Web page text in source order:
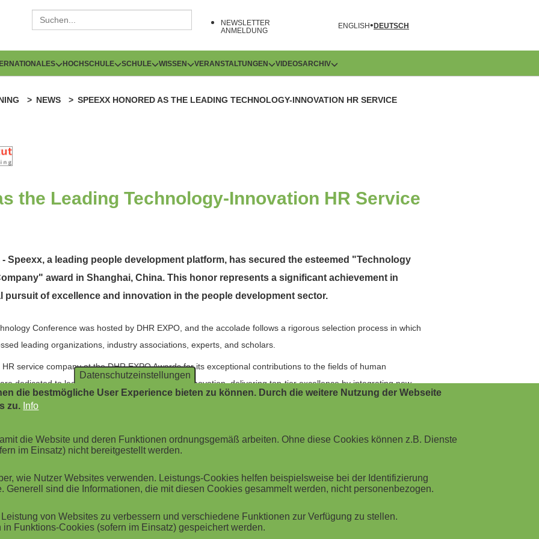
NEWSLETTER
ANMELDUNG
ENGLISH DEUTSCH
HOCHSCHULE SCHULE WISSEN VERANSTALTUNGEN VIDEOSARCHIV
NEWS
SPEEXX HONORED AS THE LEADING TECHNOLOGY-INNOVATION HR SERVICE
the Leading Technology-Innovation HR Service
- Speexx, a leading people development platform, has secured the esteemed "Technology
award in Shanghai, China. This honor represents a significant achievement in
pursuit of excellence and innovation in the people development sector.
Conference was hosted by DHR EXPO, and the accolade follows a rigorous selection process in which
leading organizations, industry associations, experts, and scholars.
service company at the DHR EXPO Awards for its exceptional contributions to the fields of human
dedicated to leading the forefront of HR tech innovation, delivering top-tier excellence by integrating new
feedback throughout our service process," stated Armin Hopp, Co-Founder of Speexx.
of HR tech and services, and provide customers with more high-quality, efficient, and intelligent
Speexx China.
Datenschutzeinstellungen
die bestmögliche User Experience bieten zu können. Durch die weitere Nutzung der Webseite
zu. Info
die Website und deren Funktionen ordnungsgemäß arbeiten. Ohne diese Cookies können z.B. Dienste
im Einsatz) nicht bereitgestellt werden.
wie Nutzer Websites verwenden. Leistungs-Cookies helfen beispielsweise bei der Identifizierung
Generell sind die Informationen, die mit diesen Cookies gesammelt werden, nicht personenbezogen.
von Websites zu verbessern und verschiedene Funktionen zur Verfügung zu stellen.
Funktions-Cookies (sofern im Einsatz) gespeichert werden.